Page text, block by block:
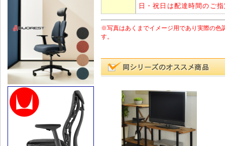
日・祝日は配達時間のご
※写真はあくまでイメージ用であり実際の色
す。